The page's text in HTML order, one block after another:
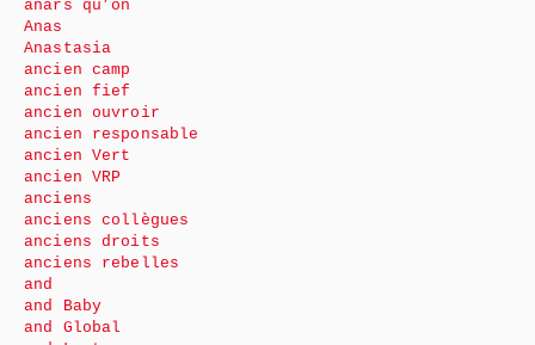
anars qu’on
Anas
Anastasia
ancien camp
ancien fief
ancien ouvroir
ancien responsable
ancien Vert
ancien VRP
anciens
anciens collègues
anciens droits
anciens rebelles
and
and Baby
and Global